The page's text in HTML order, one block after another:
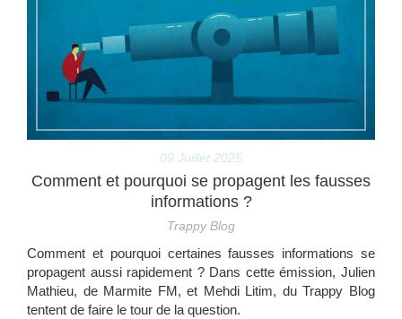
09 Juillet 2025
Comment et pourquoi se propagent les fausses
informations ?
Trappy Blog
Comment et pourquoi certaines fausses informations se
propagent aussi rapidement ? Dans cette émission, Julien
Mathieu, de Marmite FM, et Mehdi Litim, du Trappy Blog
tentent de faire le tour de la question.